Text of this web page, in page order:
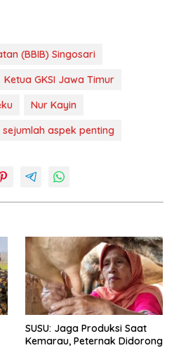
(BBIB) Singosari
Ketua GKSI Jawa Timur
Nur Kayin
sejumlah aspek penting
SUSU: Jaga Produksi Saat
Kemarau, Peternak Didorong